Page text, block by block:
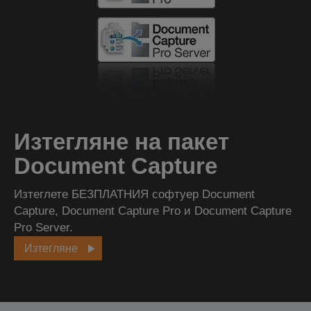
Изтегляне на пакет
Document Capture
Изтеглете БЕЗПЛАТНИЯ софтуер Document
Capture, Document Capture Pro и Document Capture
Pro Server.
Изтегляне